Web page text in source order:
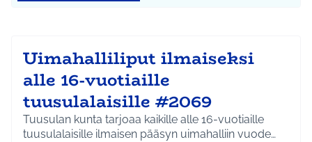
Uimahalliliput ilmaiseksi
alle 16-vuotiaille
tuusulalaisille #2069
Tuusulan kunta tarjoaa kaikille alle 16-vuotiaille
tuusulalaisille ilmaisen pääsyn uimahalliin vuode…